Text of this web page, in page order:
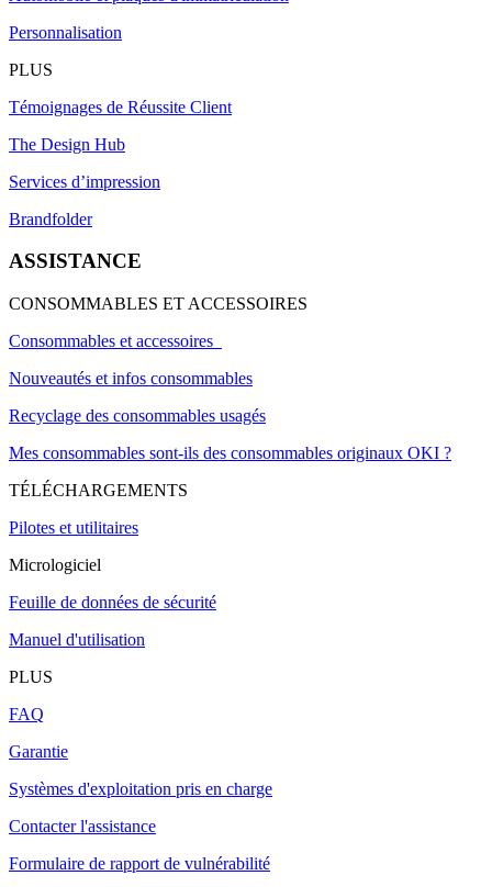
Personnalisation
PLUS
Témoignages de Réussite Client
The Design Hub
Services d’impression
Brandfolder
ASSISTANCE
CONSOMMABLES ET ACCESSOIRES
Consommables et accessoires
Nouveautés et infos consommables
Recyclage des consommables usagés
Mes consommables sont-ils des consommables originaux OKI ?
TÉLÉCHARGEMENTS
Pilotes et utilitaires
Micrologiciel
Feuille de données de sécurité
Manuel d'utilisation
PLUS
FAQ
Garantie
Systèmes d'exploitation pris en charge
Contacter l'assistance
Formulaire de rapport de vulnérabilité